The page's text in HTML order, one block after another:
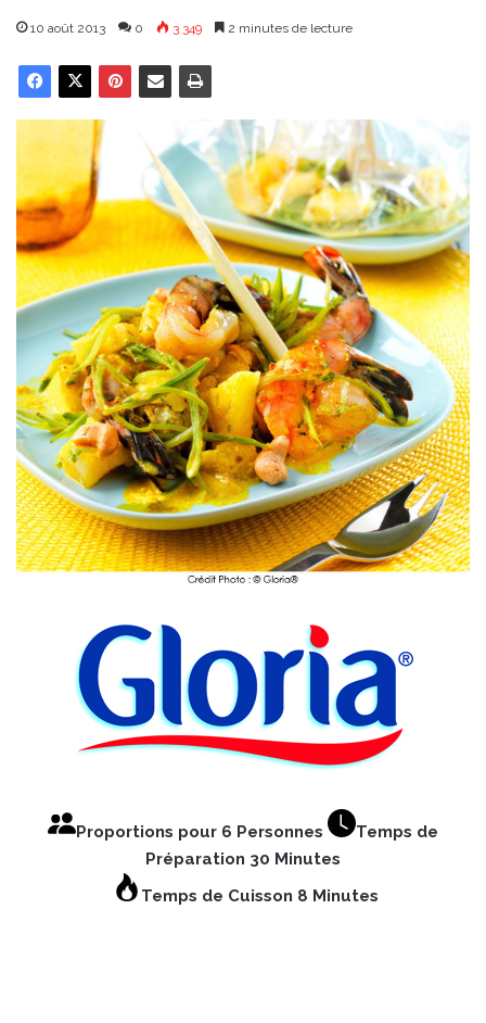
10 août 2013 0 3 349 2 minutes de lecture
Proportions pour 6 Personnes
Temps de
Préparation 30 Minutes
Temps de Cuisson 8 Minutes